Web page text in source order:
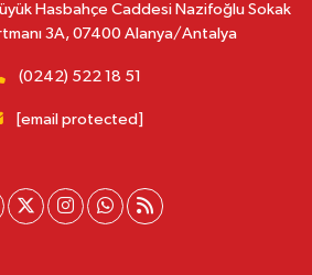
Hasbahçe Caddesi Nazifoğlu Sokak
3A, 07400 Alanya/Antalya
(0242) 522 18 51
[email protected]